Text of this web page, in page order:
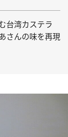
台湾カステラ
さんの味を再現